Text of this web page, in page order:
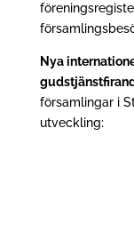
Nya
församlingar i
utveckling: